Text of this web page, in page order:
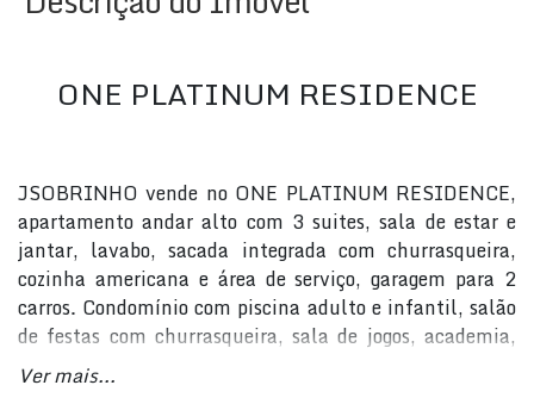
ONE PLATINUM RESIDENCE
JSOBRINHO vende no ONE PLATINUM RESIDENCE,
apartamento andar alto com 3 suites, sala de estar e
jantar, lavabo, sacada integrada com churrasqueira,
cozinha americana e área de serviço, garagem para 2
carros. Condomínio com piscina adulto e infantil, salão
de festas com churrasqueira, sala de jogos, academia,
sauna, espaço kids. Agende sua visita HOJE MESMO!
Ver mais...